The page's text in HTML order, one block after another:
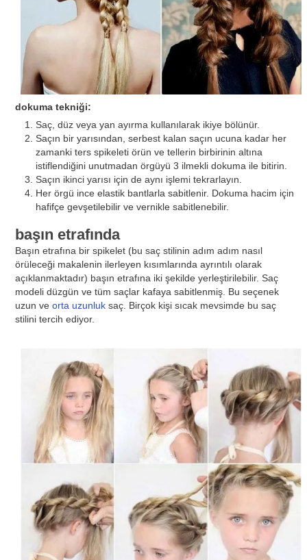
dokuma tekniği:
Saç, düz veya yan ayırma kullanılarak ikiye bölünür.
Saçın bir yarısından, serbest kalan saçın ucuna kadar her
zamanki ters spikeleti örün ve tellerin birbirinin altına
istiflendiğini unutmadan örgüyü 3 ilmekli dokuma ile bitirin.
Saçın ikinci yarısı için de aynı işlemi tekrarlayın.
Her örgü ince elastik bantlarla sabitlenir. Dokuma hacim için
hafifçe gevşetilebilir ve vernikle sabitlenebilir.
başın etrafında
Başın etrafına bir spikelet (bu saç stilinin adım adım nasıl
örüleceği makalenin ilerleyen kısımlarında ayrıntılı olarak
açıklanmaktadır) başın etrafına iki şekilde yerleştirilebilir. Saç
modeli düzgün ve tüm saçlar kafaya sabitlenmiş. Bu seçenek
uzun ve orta uzunluk saç. Birçok kişi sıcak mevsimde bu saç
stilini tercih ediyor.